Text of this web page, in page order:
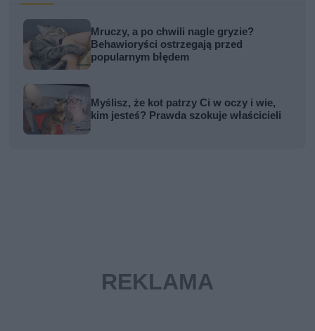
Mruczy, a po chwili nagle gryzie?
Behawioryści ostrzegają przed
popularnym błędem
Myślisz, że kot patrzy Ci w oczy i wie,
kim jesteś? Prawda szokuje właścicieli